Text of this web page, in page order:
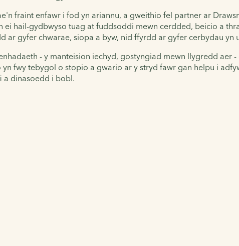
fraint enfawr i fod yn ariannu, a gweithio fel partner ar
ei hail-gydbwyso tuag at fuddsoddi mewn cerdded, beicio a
gyfer chwarae, siopa a byw, nid ffyrdd ar gyfer cerbydau yn
- y manteision iechyd, gostyngiad mewn llygredd aer
fwy tebygol o stopio a gwario ar y stryd fawr gan helpu i
a dinasoedd i bobl.